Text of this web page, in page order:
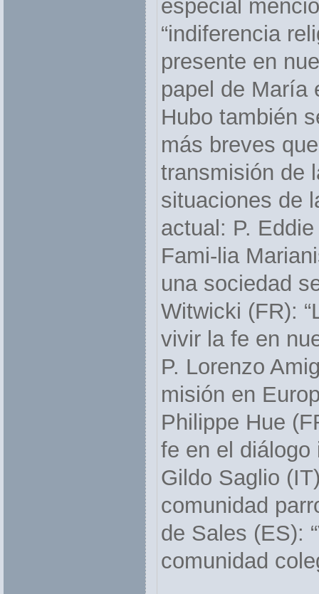
especial
“indiferencia
presente en
papel de María
Hubo también
más breves
transmisión de
situaciones de
actual: P.
Fami-lia
una sociedad
Witwicki (FR):
vivir la fe en
P. Lorenzo
misión en
Philippe Hue
fe en el diálogo
Gildo Saglio
comunidad
de Sales (ES):
comunidad